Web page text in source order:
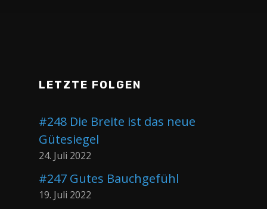
LETZTE FOLGEN
#248 Die Breite ist das neue
Gütesiegel
24. Juli 2022
#247 Gutes Bauchgefühl
19. Juli 2022